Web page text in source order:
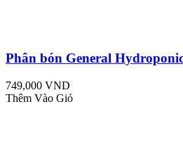
Phân bón General
749,000 VND
Thêm Vào Giỏ